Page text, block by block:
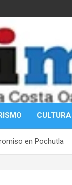
CULTURA
en Pochutla